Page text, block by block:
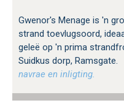
Gwenor's Menage is 'n
strand toevlugsoord,
geleë op 'n prima
Suidkus dorp, Ramsgate.
navrae en inligting.